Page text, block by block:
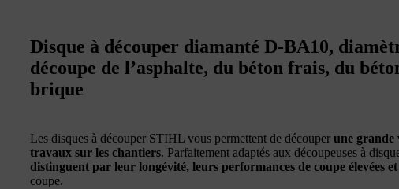
Disque à découper diamanté D-BA10,
découpe de l’asphalte, du béton frais, du
brique
Les disques à découper STIHL vous permettent de découper une grande
travaux sur les chantiers. Parfaitement adaptés aux découpeuses à
distinguent par leur longévité, leurs performances de coupe élevées
coupe.